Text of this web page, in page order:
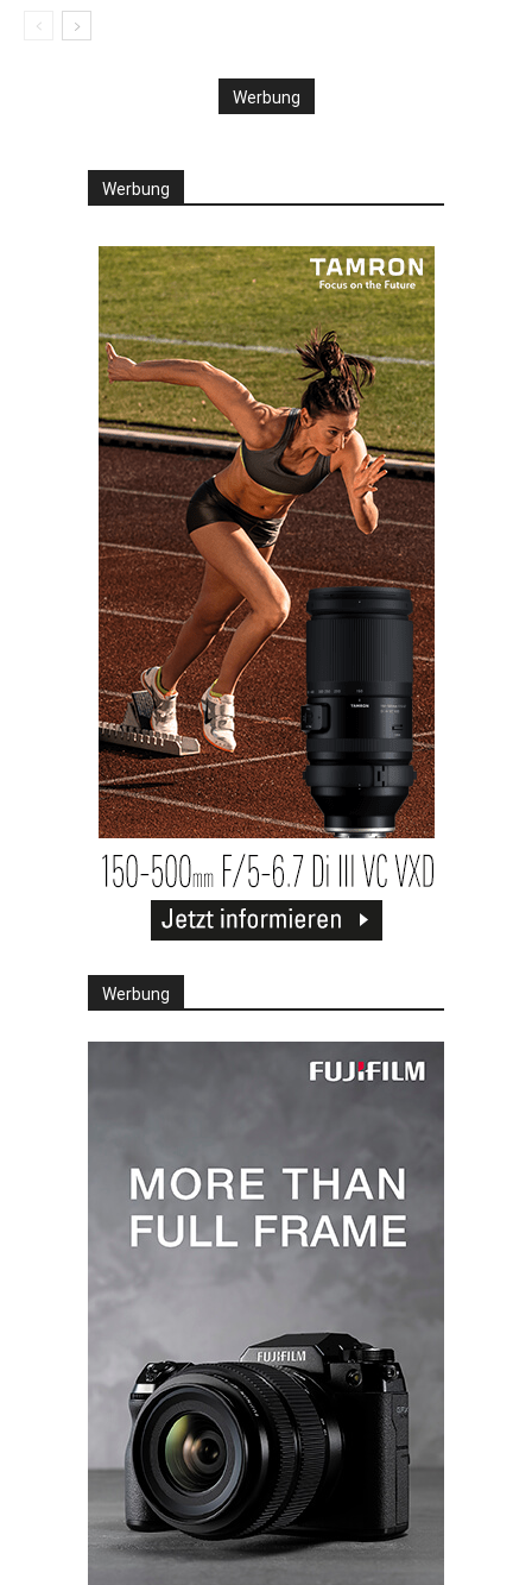
Werbung
Werbung
Werbung